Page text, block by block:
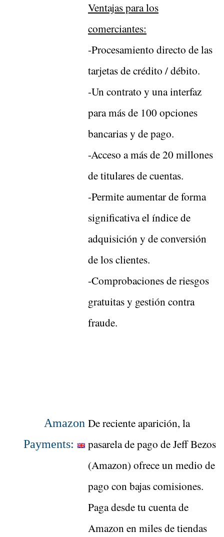
Ventajas para los
comerciantes:
-Procesamiento directo de las
tarjetas de crédito / débito.
-Un contrato y una interfaz
para más de 100 opciones
bancarias y de pago.
-Acceso a más de 20 millones
de titulares de cuentas.
-Permite aumentar de forma
significativa el índice de
adquisición y de conversión
de los clientes.
-Comprobaciones de riesgos
gratuitas y gestión contra
fraude.
Amazon
Payments:
De reciente aparición, la
pasarela de pago de Jeff Bezos
(Amazon) ofrece un medio de
pago con bajas comisiones.
Paga desde tu cuenta de
Amazon en miles de tiendas